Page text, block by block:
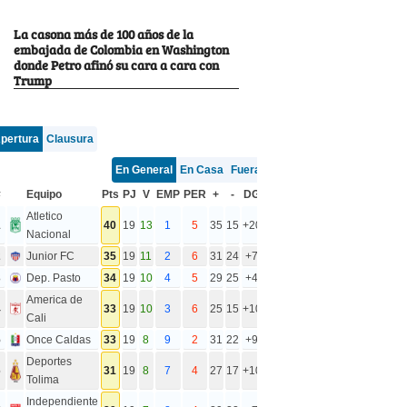
La casona más de 100 años de la
embajada de Colombia en Washington
donde Petro afinó su cara a cara con
Trump
Clausura
En General En Casa
Fuera
Equipo Pts PJ V EMP PER + - DG
Atletico
Nacional
40 19 13 1 5 35 15 +20
Junior FC 35 19 11 2 6 31 24 +7
Dep. Pasto 34 19 10 4 5 29 25 +4
America de
Cali
33 19 10 3 6 25 15 +10
Once Caldas 33 19 8 9 2 31 22 +9
Deportes
Tolima
31 19 8 7 4 27 17 +10
Independiente